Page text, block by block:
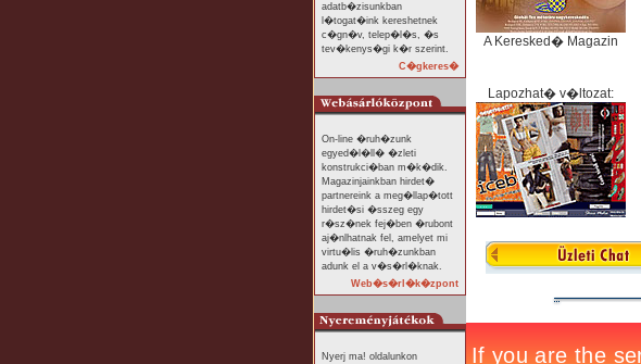
adatb�zisunkban
l�togat�ink kereshetnek
c�gn�v, telep�l�s, �s
tev�kenys�gi k�r szerint.
C�gkeres�
On-line �ruh�zunk
egyed�l�ll� �zleti
konstrukci�ban m�k�dik.
Magazinjainkban hirdet�
partnereink a meg�llap�tott
hirdet�si �sszeg egy
r�sz�nek fej�ben �rubont
aj�nlhatnak fel, amelyet mi
virtu�lis �ruh�zunkban
adunk el a v�s�rl�knak.
Web�s�rl�k�zpont
Nyerj ma! oldalunkon
A Keresked� Magazin
Lapozhat� v�ltozat: